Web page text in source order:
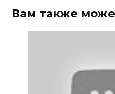
Вам также